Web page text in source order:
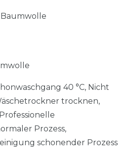
Baumwolle
40 °C, Nicht
trocknen,
Prozess,
schonender Prozess